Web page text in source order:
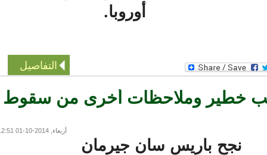
أوروبا.
التفاصيل
خطير وملاحظات أخرى من سقوط
أربعاء, 2014-10-01 12:51
نجح باريس سان جيرمان